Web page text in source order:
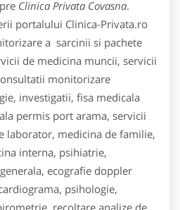
Clinica Privata Covasna.
portalului Clinica-Privata.ro
a sarcinii si pachete
de medicina muncii, servicii
monitorizare
investigatii, fisa medicala
permis port arama, servicii
laborator, medicina de familie,
interna, psihiatrie,
ecografie doppler
psihologie,
recoltare analize de